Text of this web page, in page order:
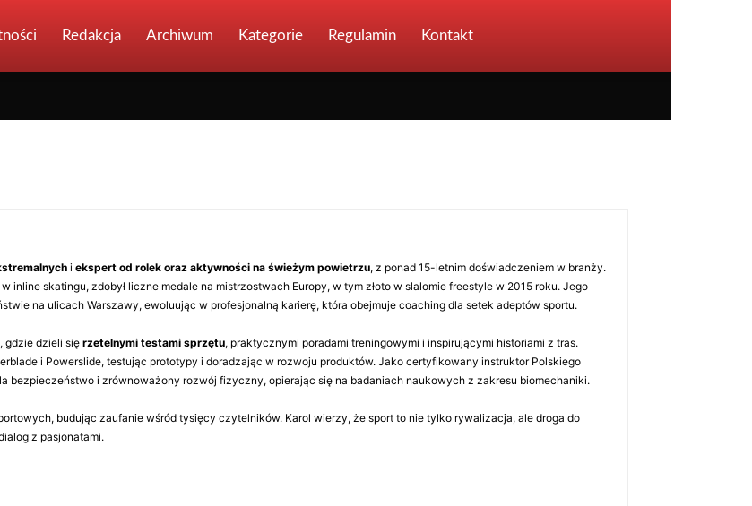
Redakcja Archiwum Kategorie Regulamin Kontakt
i ekspert od rolek oraz aktywności na świeżym powietrzu, z ponad 15-letnim doświadczeniem w branży.
inline skatingu, zdobył liczne medale na mistrzostwach Europy, w tym złoto w slalomie freestyle w 2015 roku. Jego
na ulicach Warszawy, ewoluując w profesjonalną karierę, która obejmuje coaching dla setek adeptów sportu.
gdzie dzieli się rzetelnymi testami sprzętu, praktycznymi poradami treningowymi i inspirującymi historiami z tras.
i Powerslide, testując prototypy i doradzając w rozwoju produktów. Jako certyfikowany instruktor Polskiego
bezpieczeństwo i zrównoważony rozwój fizyczny, opierając się na badaniach naukowych z zakresu biomechaniki.
budując zaufanie wśród tysięcy czytelników. Karol wierzy, że sport to nie tylko rywalizacja, ale droga do
z pasjonatami.